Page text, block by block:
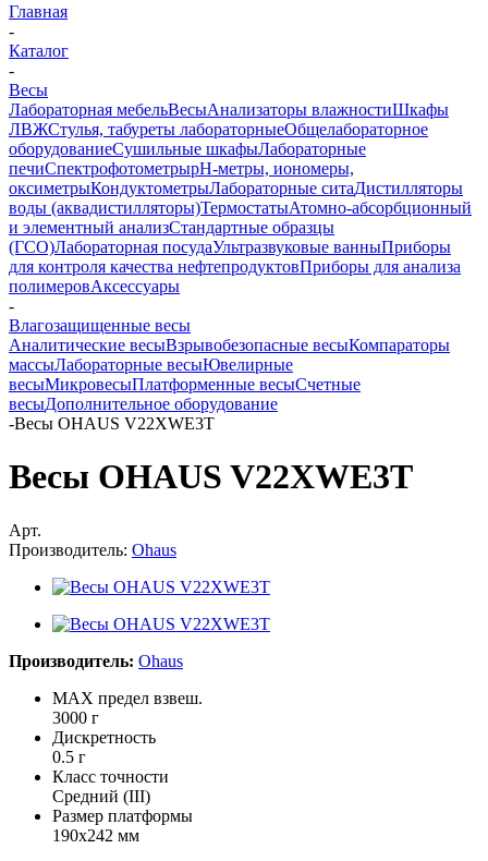
Главная
-
Каталог
-
Весы
Лабораторная мебельВесыАнализаторы влажностиШкафы
ЛВЖСтулья, табуреты лабораторныеОбщелабораторное
оборудованиеСушильные шкафыЛабораторные
печиСпектрофотометрыpH-метры, иономеры,
оксиметрыКондуктометрыЛабораторные ситаДистилляторы
воды (аквадистилляторы)ТермостатыАтомно-абсорбционный
и элементный анализСтандартные образцы
(ГСО)Лабораторная посудаУльтразвуковые ванныПриборы
для контроля качества нефтепродуктовПриборы для анализа
полимеровАксессуары
-
Влагозащищенные весы
Аналитические весыВзрывобезопасные весыКомпараторы
массыЛабораторные весыЮвелирные
весыМикровесыПлатформенные весыСчетные
весыДополнительное оборудование
-Весы OHAUS V22XWE3T
Весы OHAUS V22XWE3T
Арт.
Производитель: Ohaus
Производитель: Ohaus
MAX предел взвеш.
3000 г
Дискретность
0.5 г
Класс точности
Средний (III)
Размер платформы
190х242 мм